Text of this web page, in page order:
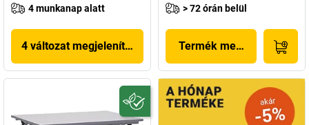
4 munkanap alatt
4 változat megjelenítése
> 72 órán belül
Termék megjelenítése